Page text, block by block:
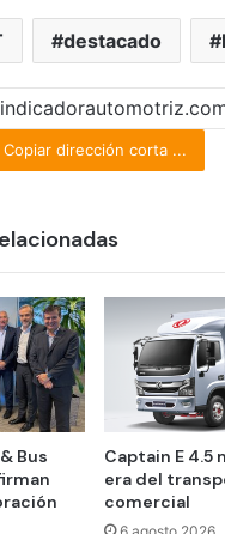
destacado
Copiar dirección corta ...
Bus
Captain E 4.5
era del
comercial